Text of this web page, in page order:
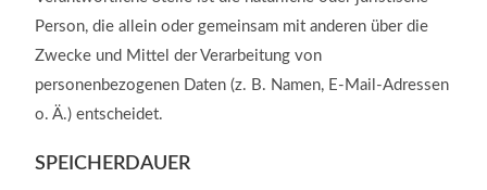
Person, die allein oder gemeinsam mit anderen über die
Zwecke und Mittel der Verarbeitung von
personenbezogenen Daten (z. B. Namen, E-Mail-Adressen
o. Ä.) entscheidet.
SPEICHERDAUER